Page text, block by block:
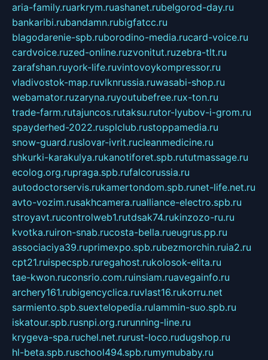
aria-family.ruarkrym.ruashanet.rubelgorod-day.ru
bankaribi.rubandamn.rubigfatcc.ru
blagodarenie-spb.ruborodino-media.rucard-voice.ru
cardvoice.ruzed-online.ruzvonitut.ruzebra-tlt.ru
zarafshan.ruyork-life.ruvintovoykompressor.ru
vladivostok-map.ruvlknrussia.ruwasabi-shop.ru
webamator.ruzaryna.ruyoutubefree.rux-ton.ru
trade-farm.rutajuncos.rutaksu.rutor-lyubov-i-grom.ru
spayderhed-2022.rusplclub.rustoppamedia.ru
snow-guard.ruslovar-ivrit.rucleanmedicine.ru
shkurki-karakulya.rukanotiforet.spb.rututmassage.ru
ecolog.org.rupraga.spb.rufalcorussia.ru
autodoctorservis.rukamertondom.spb.runet-life.net.ru
avto-vozim.rusakhcamera.rualliance-electro.spb.ru
stroyavt.rucontrolweb1.rutdsak74.rukinzozo-ru.ru
kvotka.ruiron-snab.rucosta-bella.rueugrus.pp.ru
associaciya39.ruprimexpo.spb.rubezmorchin.ruia2.ru
cpt21.ruispecspb.ruregahost.rukolosok-elita.ru
tae-kwon.ruconsrio.com.ruinsiam.ruavegainfo.ru
archery161.rubigencyclica.ruvlast16.rukorru.net
sarmiento.spb.suextelopedia.rulammin-suo.spb.ru
iskatour.spb.rusnpi.org.rurunning-line.ru
krygeva-spa.ruchel.net.rurust-loco.rudugshop.ru
hl-beta.spb.ruschool494.spb.rumymubaby.ru